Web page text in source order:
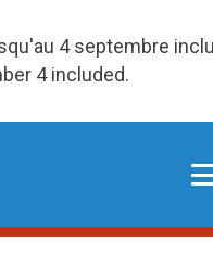
4 septembre
4 included.